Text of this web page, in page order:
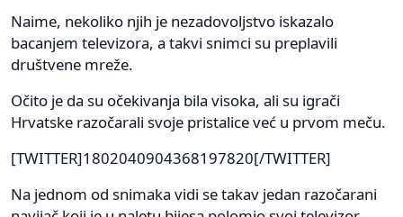
Naime, nekoliko njih je nezadovoljstvo iskazalo
bacanjem televizora, a takvi snimci su preplavili
društvene mreže.
Očito je da su očekivanja bila visoka, ali su igrači
Hrvatske razočarali svoje pristalice već u prvom meču.
[TWITTER]1802040904368197820[/TWITTER]
Na jednom od snimaka vidi se takav jedan razočarani